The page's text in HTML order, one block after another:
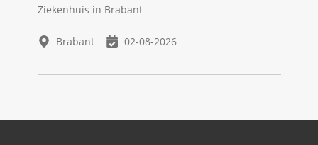
Ziekenhuis in Brabant
Brabant 02-08-2026